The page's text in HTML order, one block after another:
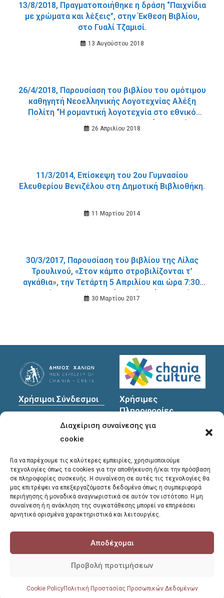
Διαχείριση συναίνεσης για
cookie
Για να παρέχουμε τις καλύτερες εμπειρίες, χρησιμοποιούμε
τεχνολογίες όπως τα cookies για την αποθήκευση ή/και την πρόσβαση
σε πληροφορίες συσκευής. Η συναίνεση σε αυτές τις τεχνολογίες θα
μας επιτρέψει να επεξεργαζόμαστε δεδομένα όπως η συμπεριφορά
περιήγησης ή μοναδικά αναγνωριστικά σε αυτόν τον ιστότοπο. Η μη
συναίνεση ή η ανάκληση της συγκατάθεσης μπορεί να επηρεάσει
αρνητικά ορισμένα χαρακτηριστικά και λειτουργίες.
Αποδέχομαι
Προβολή προτιμήσεων
Cookie PolicyΠολιτική Προστασίας Προσωπικών Δεδομένων
13/8/2018, Πραγματοποιήθηκε η δράση “Παιχνίδια
με χρώματα και λέξεις”, στην Έκθεση Βιβλίου,
στο Γυαλί Τζαμισί.
13 Αυγούστου 2018
26/4/2018, Παρουσίαση του βιβλίου του ομότιμου
καθηγητή Νεοελληνικής Λογοτεχνίας Αλέξη
Πολίτη “Η ρομαντική λογοτεχνία στο εθνικό
κράτος 1830-1880”, Τετάρτη 2 Μαΐου, και ώρα
8μ.μ. στη Δημοτική Βιβλιοθήκη Χανίων
26 Απριλίου 2018
11/3/2014, Επίσκεψη του 2ου Γυμνασίου
Ελευθερίου Βενιζέλου στη Δημοτική Βιβλιοθήκη.
11 Μαρτίου 2014
30/3/2017, Παρουσίαση του βιβλίου της Λίλας
Τρουλινού, «Στον κάμπο στροβιλίζονται τ’
αγκάθια», την Τετάρτη 5 Απριλίου και ώρα 7:30,
στον χώρο της Δημοτικής Βιβλιοθήκης Χανίων.
30 Μαρτίου 2017
Χρήσιμοι Σύνδεσμοι
Προσωπικών
Χρήσιμες
Πληροφορίες
Διεύθυνση
Χανιά, 731 35
Τηλέφωνα
επικοινωνίας:
28213 41661
28213
E-mail
library@chania.gr
POWERED BYHERCLOGIC